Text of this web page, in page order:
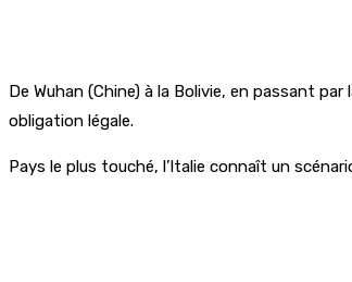
De Wuhan (Chine) à la Bolivie, en passant
obligation légale.
Pays le plus touché, l’Italie connaît un